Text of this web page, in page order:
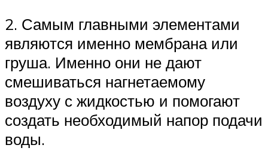
2. Самым главными элементами
являются именно мембрана или
груша. Именно они не дают
смешиваться нагнетаемому
воздуху с жидкостью и помогают
создать необходимый напор подачи
воды.